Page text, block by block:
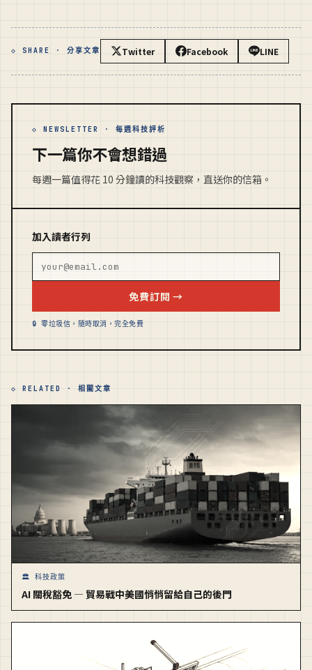
◇ SHARE · 分享文章 Twitter Facebook LINE
◇ NEWSLETTER · 每週科技評析
下一篇你不會想錯過
每週一篇值得花 10 分鐘讀的科技觀察，直送你的信箱。
加入讀者行列
免費訂閱 →
🔒 零垃圾信，隨時取消，完全免費
◇ RELATED · 相關文章
🏛️ 科技政策
AI 關稅豁免 — 貿易戰中美國悄悄留給自己的後門